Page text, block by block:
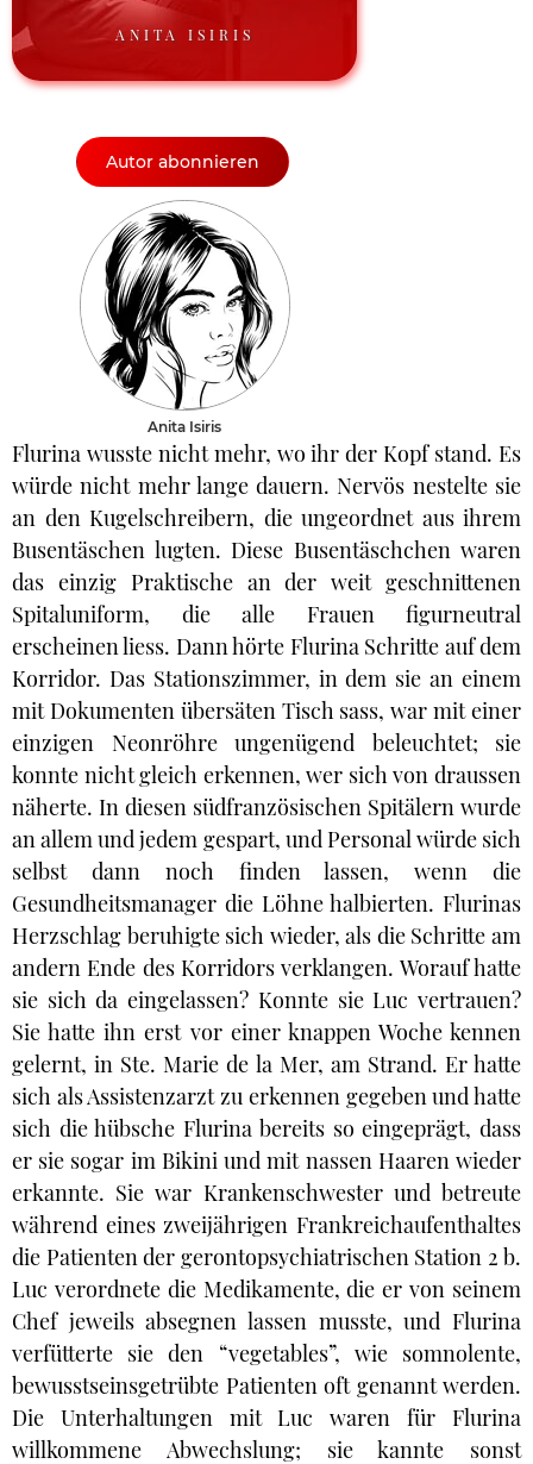
ANITA ISIRIS
Autor abonnieren
Anita Isiris
Flurina wusste nicht mehr, wo ihr der Kopf stand. Es
würde nicht mehr lange dauern. Nervös nestelte sie
an den Kugelschreibern, die ungeordnet aus ihrem
Busentäschen lugten. Diese Busentäschchen waren
das einzig Praktische an der weit geschnittenen
Spitaluniform, die alle Frauen figurneutral
erscheinen liess. Dann hörte Flurina Schritte auf dem
Korridor. Das Stationszimmer, in dem sie an einem
mit Dokumenten übersäten Tisch sass, war mit einer
einzigen Neonröhre ungenügend beleuchtet; sie
konnte nicht gleich erkennen, wer sich von draussen
näherte. In diesen südfranzösischen Spitälern wurde
an allem und jedem gespart, und Personal würde sich
selbst dann noch finden lassen, wenn die
Gesundheitsmanager die Löhne halbierten. Flurinas
Herzschlag beruhigte sich wieder, als die Schritte am
andern Ende des Korridors verklangen. Worauf hatte
sie sich da eingelassen? Konnte sie Luc vertrauen?
Sie hatte ihn erst vor einer knappen Woche kennen
gelernt, in Ste. Marie de la Mer, am Strand. Er hatte
sich als Assistenzarzt zu erkennen gegeben und hatte
sich die hübsche Flurina bereits so eingeprägt, dass
er sie sogar im Bikini und mit nassen Haaren wieder
erkannte. Sie war Krankenschwester und betreute
während eines zweijährigen Frankreichaufenthaltes
die Patienten der gerontopsychiatrischen Station 2 b.
Luc verordnete die Medikamente, die er von seinem
Chef jeweils absegnen lassen musste, und Flurina
verfütterte sie den “vegetables”, wie somnolente,
bewusstseinsgetrübte Patienten oft genannt werden.
Die Unterhaltungen mit Luc waren für Flurina
willkommene Abwechslung; sie kannte sonst